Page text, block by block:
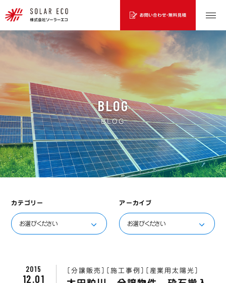
BLOG
BLOG
カテゴリー アーカイブ
2015
12.01
［分譲販売］ ［施工事例］ ［産業用太陽光］